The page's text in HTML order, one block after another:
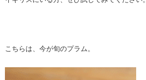
こちらは、今が旬のプラム。